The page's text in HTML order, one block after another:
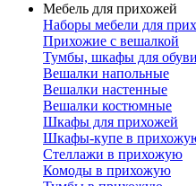
Мебель для прихожей
Наборы мебели для
Прихожие с вешалкой
Тумбы, шкафы для
Вешалки напольные
Вешалки настенные
Вешалки костюмные
Шкафы для прихожей
Шкафы-купе в
Стеллажи в прихожую
Комоды в прихожую